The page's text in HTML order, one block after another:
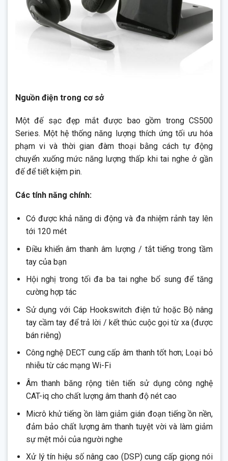
Nguồn điện trong cơ sở
Một đế sạc đẹp mắt được bao gồm trong CS500
Series. Một hệ thống năng lượng thích ứng tối ưu hóa
phạm vi và thời gian đàm thoại bằng cách tự động
chuyển xuống mức năng lượng thấp khi tai nghe ở gần
đế để tiết kiệm pin.
Các tính năng chính:
Có được khả năng di động và đa nhiệm rảnh tay lên
tới 120 mét
Điều khiển âm thanh âm lượng / tắt tiếng trong tầm
tay của bạn
Hội nghị trong tối đa ba tai nghe bổ sung để tăng
cường hợp tác
Sử dụng với Cáp Hookswitch điện tử hoặc Bộ nâng
tay cầm tay để trả lời / kết thúc cuộc gọi từ xa (được
bán riêng)
Công nghệ DECT cung cấp âm thanh tốt hơn; Loại bỏ
nhiễu từ các mạng Wi-Fi
Âm thanh băng rộng tiên tiến sử dụng công nghệ
CAT-iq cho chất lượng âm thanh độ nét cao
Micrô khử tiếng ồn làm giảm gián đoạn tiếng ồn nền,
đảm bảo chất lượng âm thanh tuyệt vời và làm giảm
sự mệt mỏi của người nghe
Xử lý tín hiệu số nâng cao (DSP) cung cấp giọng nói